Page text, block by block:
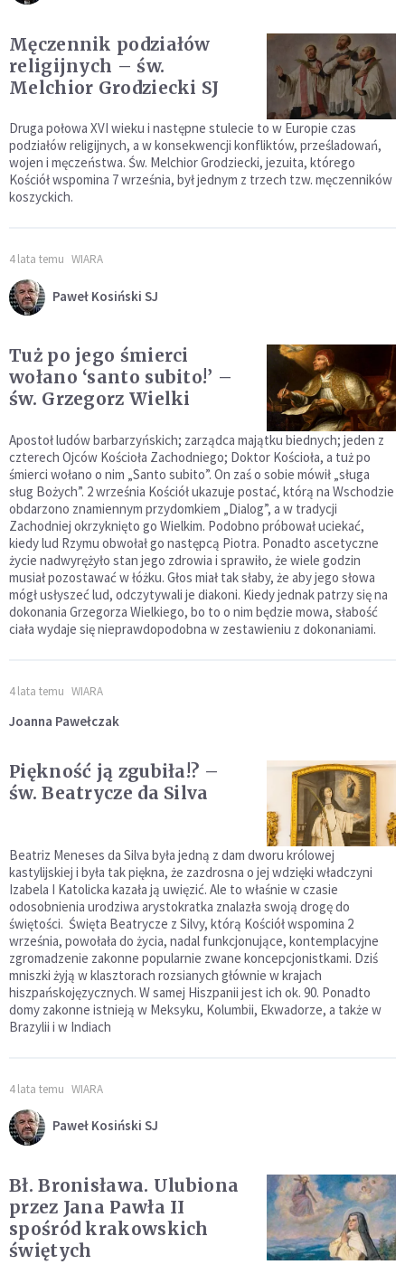
Męczennik podziałów
religijnych – św.
Melchior Grodziecki SJ
Druga połowa XVI wieku i następne stulecie to w Europie czas
podziałów religijnych, a w konsekwencji konfliktów, prześladowań,
wojen i męczeństwa. Św. Melchior Grodziecki, jezuita, którego
Kościół wspomina 7 września, był jednym z trzech tzw. męczenników
koszyckich.
4 lata temu WIARA
Paweł Kosiński SJ
Tuż po jego śmierci
wołano ‘santo subito!’ –
św. Grzegorz Wielki
Apostoł ludów barbarzyńskich; zarządca majątku biednych; jeden z
czterech Ojców Kościoła Zachodniego; Doktor Kościoła, a tuż po
śmierci wołano o nim „Santo subito”. On zaś o sobie mówił „sługa
sług Bożych”. 2 września Kościół ukazuje postać, którą na Wschodzie
obdarzono znamiennym przydomkiem „Dialog”, a w tradycji
Zachodniej okrzyknięto go Wielkim. Podobno próbował uciekać,
kiedy lud Rzymu obwołał go następcą Piotra. Ponadto ascetyczne
życie nadwyrężyło stan jego zdrowia i sprawiło, że wiele godzin
musiał pozostawać w łóżku. Głos miał tak słaby, że aby jego słowa
mógł usłyszeć lud, odczytywali je diakoni. Kiedy jednak patrzy się na
dokonania Grzegorza Wielkiego, bo to o nim będzie mowa, słabość
ciała wydaje się nieprawdopodobna w zestawieniu z dokonaniami.
4 lata temu WIARA
Joanna Pawełczak
Piękność ją zgubiła!? –
św. Beatrycze da Silva
Beatriz Meneses da Silva była jedną z dam dworu królowej
kastylijskiej i była tak piękna, że zazdrosna o jej wdzięki władczyni
Izabela I Katolicka kazała ją uwięzić. Ale to właśnie w czasie
odosobnienia urodziwa arystokratka znalazła swoją drogę do
świętości. Święta Beatrycze z Silvy, którą Kościół wspomina 2
września, powołała do życia, nadal funkcjonujące, kontemplacyjne
zgromadzenie zakonne popularnie zwane koncepcjonistkami. Dziś
mniszki żyją w klasztorach rozsianych głównie w krajach
hiszpańskojęzycznych. W samej Hiszpanii jest ich ok. 90. Ponadto
domy zakonne istnieją w Meksyku, Kolumbii, Ekwadorze, a także w
Brazylii i w Indiach
4 lata temu WIARA
Paweł Kosiński SJ
Bł. Bronisława. Ulubiona
przez Jana Pawła II
spośród krakowskich
świętych